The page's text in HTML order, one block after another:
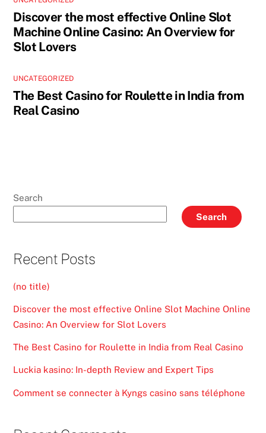
Discover the most effective Online Slot
Machine Online Casino: An Overview for
Slot Lovers
UNCATEGORIZED
The Best Casino for Roulette in India from
Real Casino
Search
Search
Recent Posts
(no title)
Discover the most effective Online Slot Machine Online
Casino: An Overview for Slot Lovers
The Best Casino for Roulette in India from Real Casino
Luckia kasino: In-depth Review and Expert Tips
Comment se connecter à Kyngs casino sans téléphone